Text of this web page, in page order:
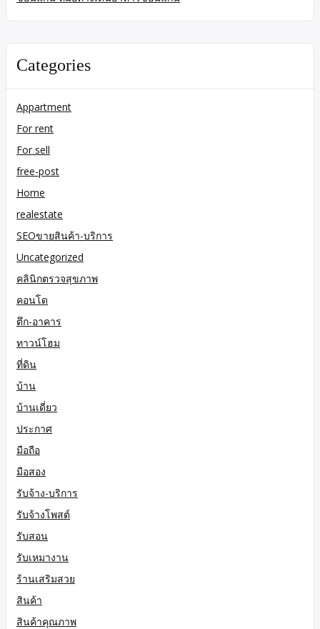
Categories
Appartment
For rent
For sell
free-post
Home
realestate
SEOขายสินค้า-บริการ
Uncategorized
คลินิกตรวจสุขภาพ
คอนโด
ตึก-อาคาร
ทาวน์โฮม
ที่ดิน
บ้าน
บ้านเดี่ยว
ประกาศ
มือถือ
มือสอง
รับจ้าง-บริการ
รับจ้างโพสต์
รับสอน
รับเหมางาน
ร้านเสริมสวย
สินค้า
สินค้าคุณภาพ